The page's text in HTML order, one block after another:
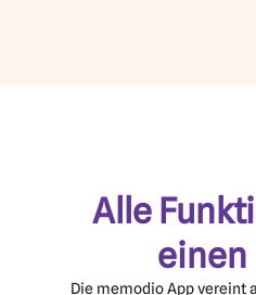
– Nutzerin aus dem
Alle
einen
Die memodio App vereint